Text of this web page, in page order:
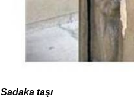
Sadaka taşı